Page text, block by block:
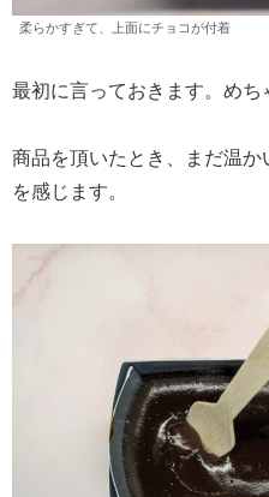
柔らかすぎて、上面にチョコが付着
最初に言っておきます。めち
商品を頂いたとき、まだ温
を感じます。